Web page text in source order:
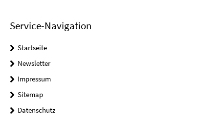
Service-Navigation
Startseite
Newsletter
Impressum
Sitemap
Datenschutz